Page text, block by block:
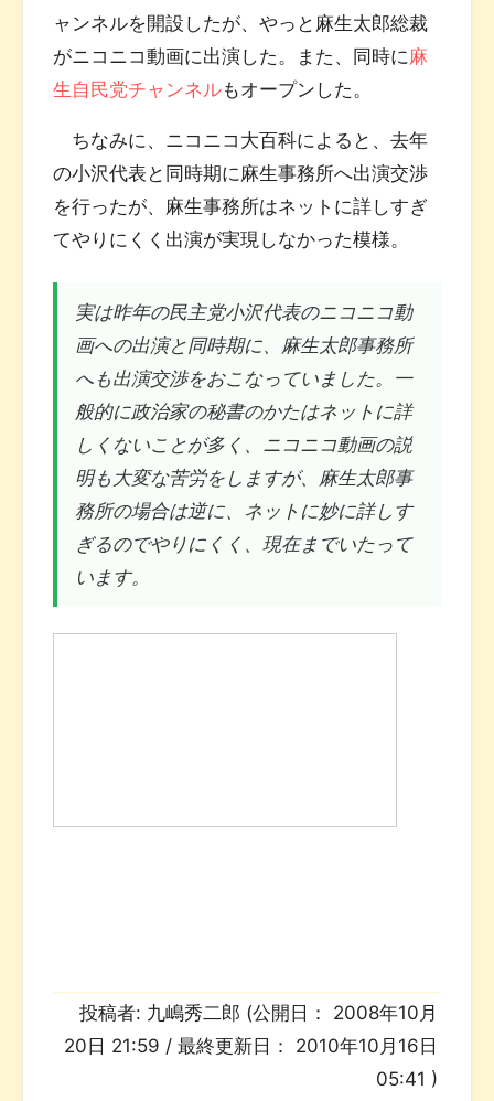
ャンネルを開設したが、やっと麻生太郎総裁
がニコニコ動画に出演した。また、同時に 麻
生自民党チャンネルもオープンした。
ちなみに、ニコニコ大百科によると、去年
の小沢代表と同時期に麻生事務所へ出演交渉
を行ったが、麻生事務所はネットに詳しすぎ
てやりにくく出演が実現しなかった模様。
実は昨年の民主党小沢代表のニコニコ動
画への出演と同時期に、麻生太郎事務所
へも出演交渉をおこなっていました。一
般的に政治家の秘書のかたはネットに詳
しくないことが多く、ニコニコ動画の説
明も大変な苦労をしますが、麻生太郎事
務所の場合は逆に、ネットに妙に詳しす
ぎるのでやりにくく、現在までいたって
います。
投稿者: 九嶋秀二郎 (公開日： 2008年10月
20日 21:59 / 最終更新日： 2010年10月16日
05:41 )